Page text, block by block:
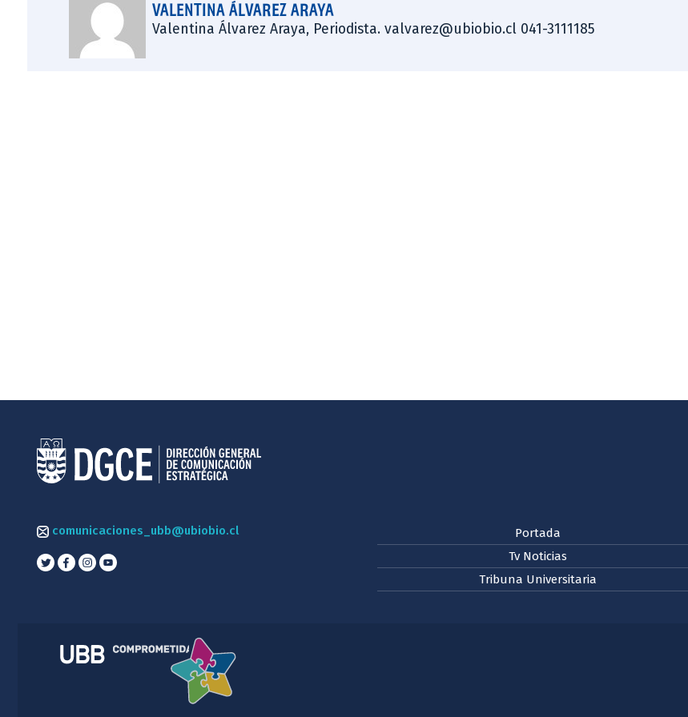
VALENTINA ÁLVAREZ ARAYA
Valentina Álvarez Araya, Periodista. valvarez@ubiobio.cl 041-3111185
comunicaciones_ubb@ubiobio.cl
Portada
Tv Noticias
Tribuna Universitaria